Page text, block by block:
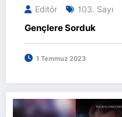
Editör 103. Sayı
Gençlere Sorduk
1 Temmuz 2023